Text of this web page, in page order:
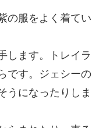
の服をよく着てい
します。トレイラ
です。ジェシーの
うになったりしま